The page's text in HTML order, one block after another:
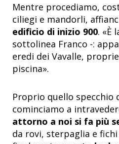
Mentre procediamo,
ciliegi e mandorli,
edificio di inizio 900. «È
sottolinea Franco -:
eredi dei Vavalle,
piscina».
Proprio quello specchio
cominciamo a
attorno a noi si fa più
da rovi, sterpaglia e fichi